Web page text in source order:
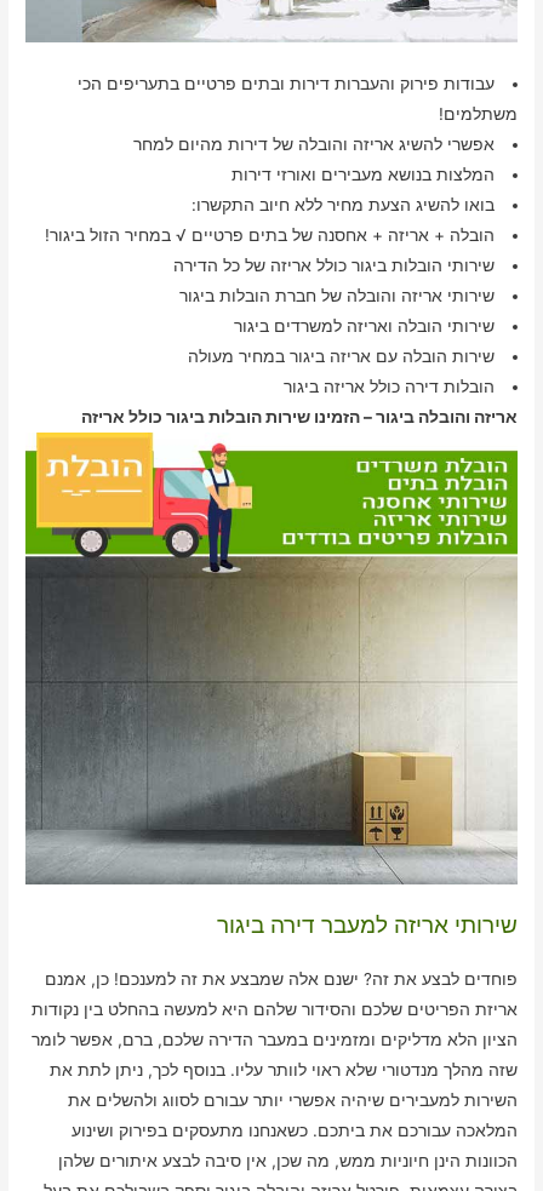
עבודות פירוק והעברות דירות ובתים פרטיים בתעריפים הכי
משתלמים!
אפשרי להשיג אריזה והובלה של דירות מהיום למחר
המלצות בנושא מעבירים ואורזי דירות
בואו להשיג הצעת מחיר ללא חיוב התקשרו:
הובלה + אריזה + אחסנה של בתים פרטיים √ במחיר הזול ביגור!
שירותי הובלות ביגור כולל אריזה של כל הדירה
שירותי אריזה והובלה של חברת הובלות ביגור
שירותי הובלה ואריזה למשרדים ביגור
שירות הובלה עם אריזה ביגור במחיר מעולה
הובלות דירה כולל אריזה ביגור
אריזה והובלה ביגור – הזמינו שירות הובלות ביגור כולל אריזה
שירותי אריזה למעבר דירה ביגור
פוחדים לבצע את זה? ישנם אלה שמבצע את זה למענכם! כן, אמנם
אריזת הפריטים שלכם והסידור שלהם היא למעשה בהחלט בין נקודות
הציון הלא מדליקים ומזמינים במעבר הדירה שלכם, ברם, אפשר לומר
שזה מהלך מנדטורי שלא ראוי לוותר עליו. בנוסף לכך, ניתן לתת את
השירות למעבירים שיהיה אפשרי יותר עבורם לסווג ולהשלים את
המלאכה עבורכם את ביתכם. כשאנחנו מתעסקים בפירוק ושינוע
הכוונות הינן חיוניות ממש, מה שכן, אין סיבה לבצע איתורים שלהן